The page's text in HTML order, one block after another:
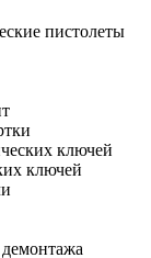
пистолеты
ключей
ключей